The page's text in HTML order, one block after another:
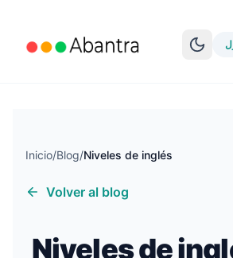
المزيد من الميزات
YouTube Learning
Inicio/Blog/Niveles de inglés
Volver al blog
Niveles de